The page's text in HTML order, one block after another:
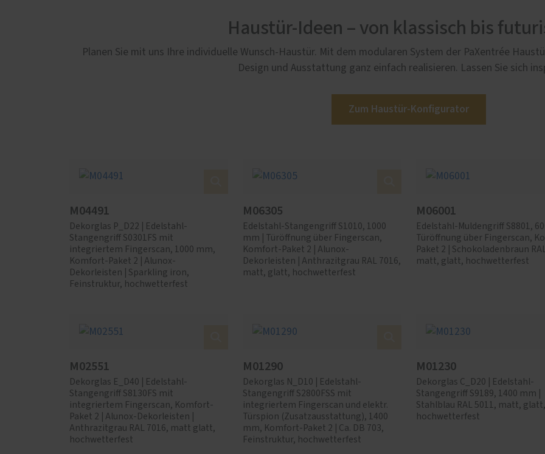
Haustür-Ideen – von klassisch bis
Planen Sie mit uns Ihre individuelle Wunsch-Haustür. Mit dem modularen System der PaXentrée
Design und Ausstattung ganz einfach realisieren. Lassen Sie sich
Zum Haustür-Konfigurator
M04491
Dekorglas P_D22 | Edelstahl-
Stangengriff S0301FS mit
integriertem Fingerscan, 1000 mm,
Komfort-Paket 2 | Alunox-
Dekorleisten | Sparkling iron,
Feinstruktur, hochwetterfest
M06305
Edelstahl-Stangengriff S1010, 1000
mm | Türöffnung über Fingerscan,
Komfort-Paket 2 | Alunox-
Dekorleisten | Anthrazitgrau RAL 7016,
matt, glatt, hochwetterfest
M06001
Edelstahl-Muldengriff S8801,
Türöffnung über Fingerscan,
Paket 2 | Schokoladenbraun
matt, glatt, hochwetterfest
M02551
Dekorglas E_D40 | Edelstahl-
Stangengriff S8130FS mit
integriertem Fingerscan, Komfort-
Paket 2 | Alunox-Dekorleisten |
Anthrazitgrau RAL 7016, matt glatt,
hochwetterfest
M01290
Dekorglas N_D10 | Edelstahl-
Stangengriff S2800FSS mit
integriertem Fingerscan und elektr.
Türspion (Zusatzausstattung), 1400
mm, Komfort-Paket 2 | Ca. DB 703,
Feinstruktur, hochwetterfest
M01230
Dekorglas C_D20 | Edelstahl-
Stangengriff S9189, 1400 mm |
Stahlblau RAL 5011, matt, glatt,
hochwetterfest